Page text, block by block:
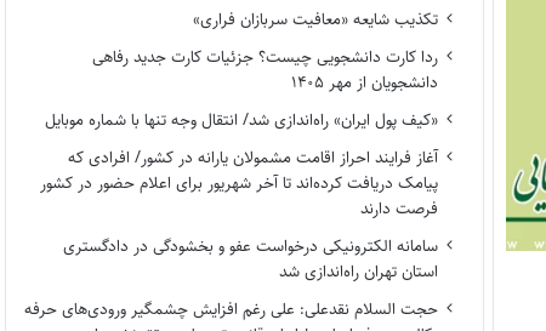
تکذیب شایعه «معافیت سربازان فراری»
ردا کارت دانشجویی چیست؟ جزئیات کارت جدید رفاهی
دانشجویان از مهر ۱۴۰۵
«کیف پول ایران» راه‌اندازی شد/ انتقال وجه تنها با شماره موبایل
آغاز فرایند احراز اقامت مشمولان یارانه در کشور/ افرادی که
پیامک دریافت کرده‌اند تا آخر شهریور برای اعلام حضور در کشور
فرصت دارند
سامانه الکترونیکی درخواست عفو و بخشودگی در دادگستری
استان تهران راه‌اندازی شد
حجت السلام نقدعلی: علی رغم افزایش چشمگیر ورودی‌های حرفه